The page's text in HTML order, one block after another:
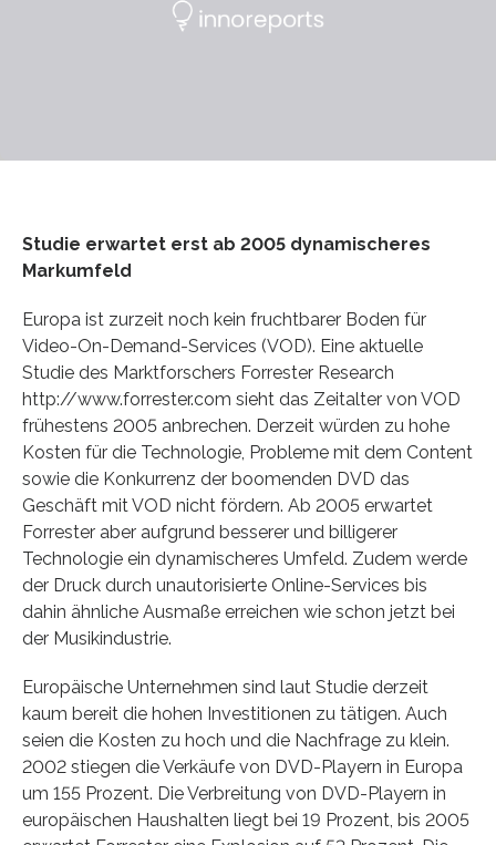
Studie erwartet erst ab 2005 dynamischeres
Markumfeld
Europa ist zurzeit noch kein fruchtbarer Boden für
Video-On-Demand-Services (VOD). Eine aktuelle
Studie des Marktforschers Forrester Research
http://www.forrester.com sieht das Zeitalter von VOD
frühestens 2005 anbrechen. Derzeit würden zu hohe
Kosten für die Technologie, Probleme mit dem Content
sowie die Konkurrenz der boomenden DVD das
Geschäft mit VOD nicht fördern. Ab 2005 erwartet
Forrester aber aufgrund besserer und billigerer
Technologie ein dynamischeres Umfeld. Zudem werde
der Druck durch unautorisierte Online-Services bis
dahin ähnliche Ausmaße erreichen wie schon jetzt bei
der Musikindustrie.
Europäische Unternehmen sind laut Studie derzeit
kaum bereit die hohen Investitionen zu tätigen. Auch
seien die Kosten zu hoch und die Nachfrage zu klein.
2002 stiegen die Verkäufe von DVD-Playern in Europa
um 155 Prozent. Die Verbreitung von DVD-Playern in
europäischen Haushalten liegt bei 19 Prozent, bis 2005